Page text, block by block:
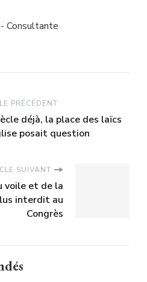
Consultante
PRÉCÉDENT
déjà, la place des laïcs
posait question
SUIVANT
voile et de la
interdit au
Congrès